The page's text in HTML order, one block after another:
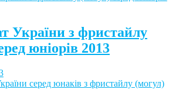
України з фристайлу
юніорів 2013